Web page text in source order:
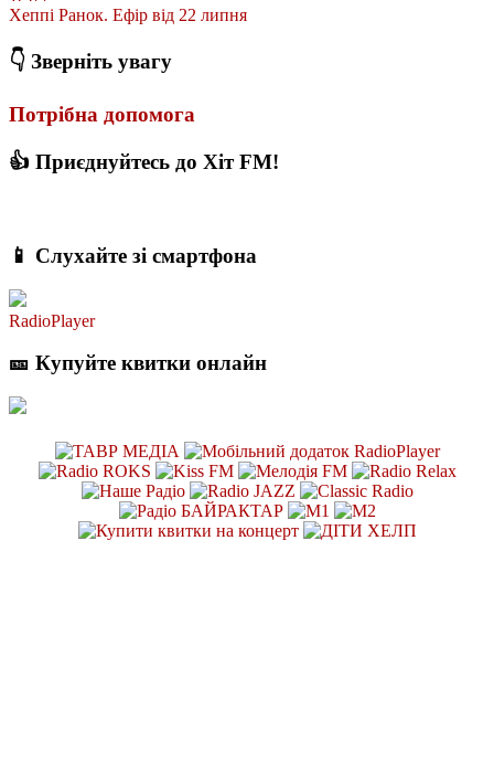
Хеппі Ранок. Ефір від 22 липня
👇 Зверніть увагу
Потрібна допомога
👍 Приєднуйтесь до Хіт FM!
📱 Слухайте зі смартфона
RadioPlayer
🎫 Купуйте квитки онлайн